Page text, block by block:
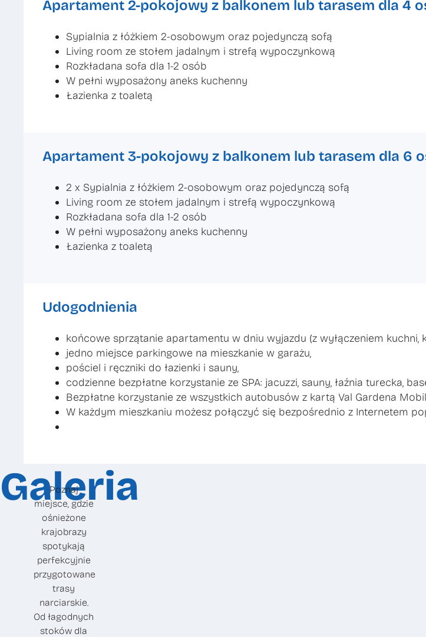
Apartament 2-pokojowy z balkonem lub tarasem dla 4
Sypialnia z łóżkiem 2-osobowym oraz pojedynczą sofą
Living room ze stołem jadalnym i strefą wypoczynkową
Rozkładana sofa dla 1-2 osób
W pełni wyposażony aneks kuchenny
Łazienka z toaletą
Apartament 3-pokojowy z balkonem lub tarasem dla 6
2 x Sypialnia z łóżkiem 2-osobowym oraz pojedynczą sofą
Living room ze stołem jadalnym i strefą wypoczynkową
Rozkładana sofa dla 1-2 osób
W pełni wyposażony aneks kuchenny
Łazienka z toaletą
Udogodnienia
końcowe sprzątanie apartamentu w dniu wyjazdu (z wyłączeniem
jedno miejsce parkingowe na mieszkanie w garażu,
pościel i ręczniki do łazienki i sauny,
codzienne bezpłatne korzystanie ze SPA: jacuzzi, sauny, łaźnia turecka,
Bezpłatne korzystanie ze wszystkich autobusów z kartą Val Gardena
W każdym mieszkaniu możesz połączyć się bezpośrednio z Internetem
Galeria
Poznaj
miejsce, gdzie
ośnieżone
krajobrazy
spotykają
perfekcyjnie
przygotowane
trasy
narciarskie.
Od łagodnych
stoków dla